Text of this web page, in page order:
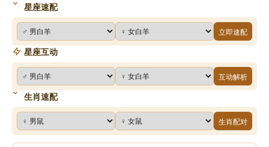
星座速配
立即速配
星座互动
互动解析
生肖速配
生肖配对